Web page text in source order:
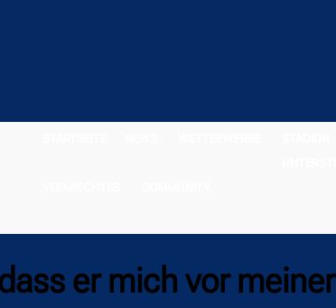
er mich vor meiner